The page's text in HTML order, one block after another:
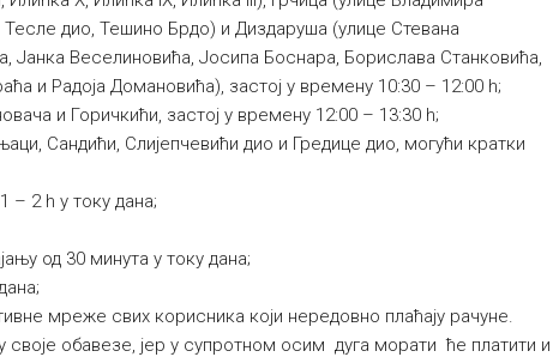
дио, Тешино Брдо) и Диздаруша (улице Стевана
Веселиновића, Јосипа Боснара, Борислава Станковића,
и Радоја Домановића), застој у времену 10:30 – 12:00 h;
и Горичкићи, застој у времену 12:00 – 13:30 h;
Сандићи, Слијепчевићи дио и Гредице дио, могући кратки
– 2 h у току дана;
од 30 минута у току дана;
мреже свих корисника који нередовно плаћају рачуне.
обавезе, јер у супротном осим дуга морати ће платити и